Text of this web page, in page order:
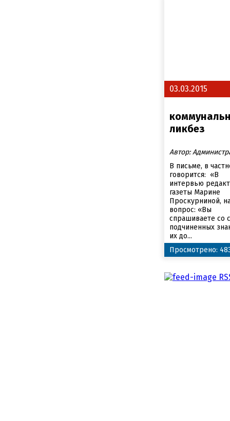
03.03.2015
ликбез
Автор:
В письме, в
говорится: «В
интервью
газеты Марине
Проскурниной,
вопрос: «Вы
спрашиваете со
подчиненных
их до...
Просмотрено: